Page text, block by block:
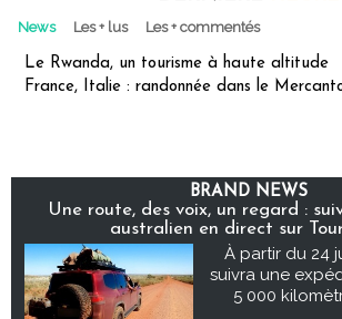
News Les + lus Les + commentés
Le Rwanda, un tourisme à haute altitude
France, Italie : randonnée dans le
BRAND NEWS
Une route, des voix, un regard :
australien en direct sur
À partir du 24
suivra une
5 000